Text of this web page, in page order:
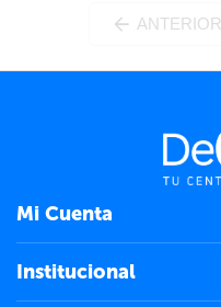
ANTERIOR
Mi Cuenta
Institucional